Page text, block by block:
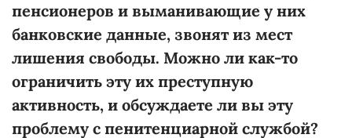
пенсионеров и выманивающие у них
банковские данные, звонят из мест
лишения свободы. Можно ли как-то
ограничить эту их преступную
активность, и обсуждаете ли вы эту
проблему с пенитенциарной службой?